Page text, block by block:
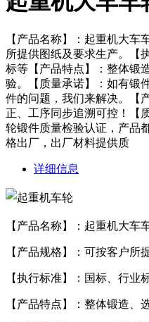
【产品名称】：起重机大车
所提供图纸及要求生产。【
标等【产品特点】：整体锻
验。【质量承诺】：如有锻
件的问题，我们来解决。【
正、工序同步追溯可控！【
轮锻件质量检验认证，产品
格出厂，出厂材料提供质
详细信息
【产品名称】：起重机大车
【产品规格】：可按客户所
【执行标准】：国标、行业
【产品特点】：整体锻造、